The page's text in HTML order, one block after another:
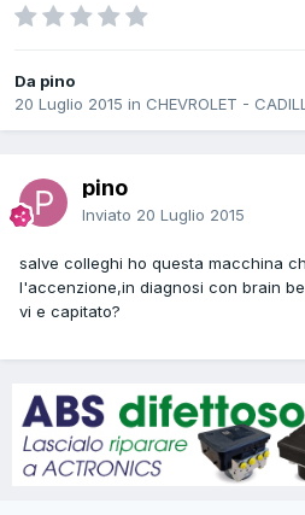
Da pino
20 Luglio 2015 in CHEVROLET -
pino
Inviato 20 Luglio 2015
salve colleghi ho questa macchina
l'accenzione,in diagnosi con brain
vi e capitato?